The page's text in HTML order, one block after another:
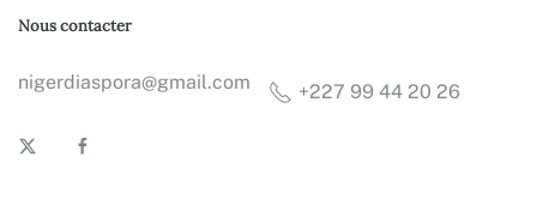
Nous contacter
nigerdiaspora@gmail.com +227 99 44 20 26